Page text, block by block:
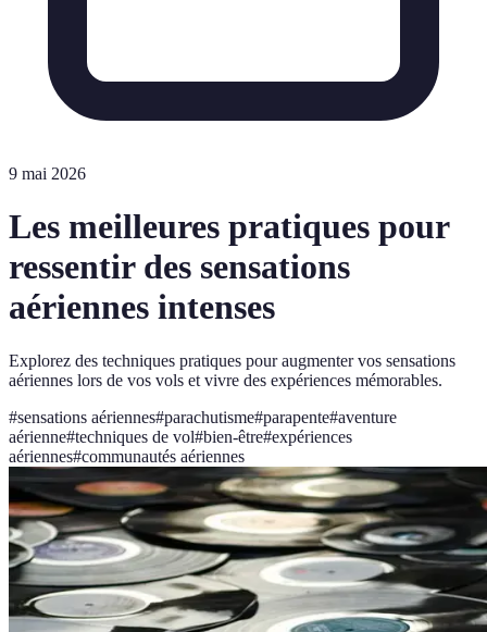
9 mai 2026
Les meilleures pratiques pour
ressentir des sensations
aériennes intenses
Explorez des techniques pratiques pour augmenter vos sensations
aériennes lors de vos vols et vivre des expériences mémorables.
#sensations aériennes#parachutisme#parapente#aventure
aérienne#techniques de vol#bien-être#expériences
aériennes#communautés aériennes